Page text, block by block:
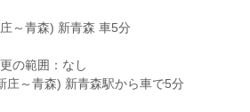
～青森) 新青森 車5分
の範囲：なし
庄～青森) 新青森駅から車で5分